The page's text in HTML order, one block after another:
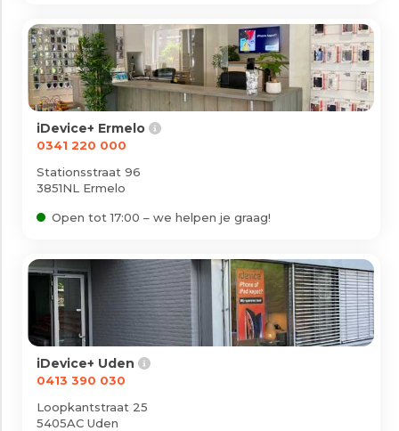
Accessoires
Bekijk alle producten
Vestigingen
Mee doen?
Nieuws
Zakelijk
Klantenservice
Veelgestelde vragen
Mijn account
iDevice+ Ermelo
0341 220 000
Stationsstraat 96
3851NL Ermelo
Open tot 17:00 – we helpen je graag!
iDevice+ Uden
0413 390 030
Loopkantstraat 25
5405AC Uden